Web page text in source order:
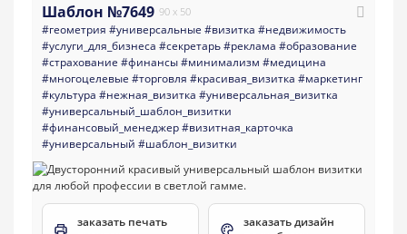
Шаблон №7649 90 x 50
#геометрия #универсальные #визитка #недвижимость
#услуги_для_бизнеса #секретарь#реклама #образование
#страхование #финансы#минимализм #медицина
#многоцелевые #торговля #красивая_визитка #маркетинг
#культура #нежная_визитка #универсальная_визитка
#универсальный_шаблон_визитки
#финансовый_менеджер#визитная_карточка
#универсальный #шаблон_визитки
заказать печать
заказать дизайн